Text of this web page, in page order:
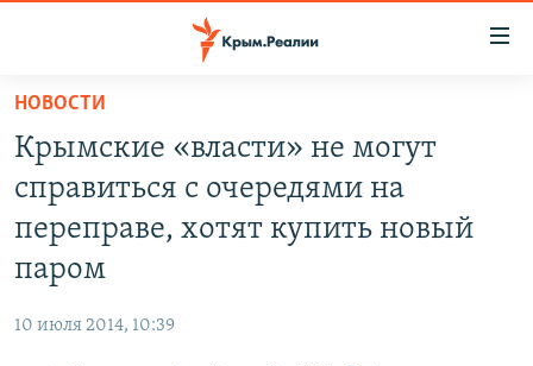
Вернуться
основному
содержанию
Вернутся
главной
Вернутся
СПЕЦПРОЕКТЫ
ВОДА
РАДІО СВОБОДА
НОВОСТИ
Крымские «власти» не могут
справиться с очередями на
переправе, хотят купить новый
паром
10 июля 2014, 10:39